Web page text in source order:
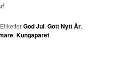
EtiketterGod Jul,Gott Nytt År,
,Kungaparet